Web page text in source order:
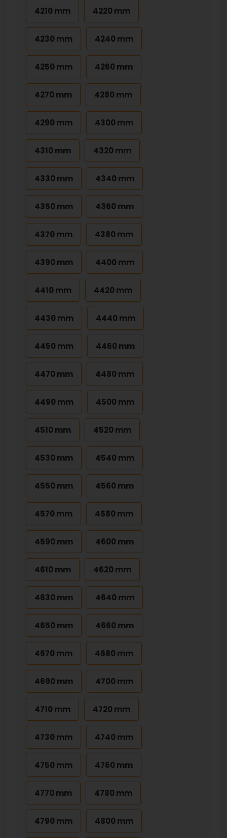
4210 mm 4220 mm
4230 mm 4240 mm
4250 mm 4260 mm
4270 mm 4280 mm
4290 mm 4300 mm
4310 mm 4320 mm
4330 mm 4340 mm
4350 mm 4360 mm
4370 mm 4380 mm
4390 mm 4400 mm
4410 mm 4420 mm
4430 mm 4440 mm
4450 mm 4460 mm
4470 mm 4480 mm
4490 mm 4500 mm
4510 mm 4520 mm
4530 mm 4540 mm
4550 mm 4560 mm
4570 mm 4580 mm
4590 mm 4600 mm
4610 mm 4620 mm
4630 mm 4640 mm
4650 mm 4660 mm
4670 mm 4680 mm
4690 mm 4700 mm
4710 mm 4720 mm
4730 mm 4740 mm
4750 mm 4760 mm
4770 mm 4780 mm
4790 mm 4800 mm